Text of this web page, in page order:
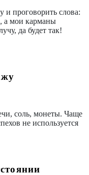
проговорить слова:
а мои карманы
да будет так!
соль, монеты. Чаще
не используется